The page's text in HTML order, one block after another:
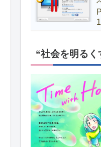
“社会を明るく